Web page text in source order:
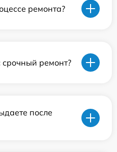
ремонта?
ремонт?
после